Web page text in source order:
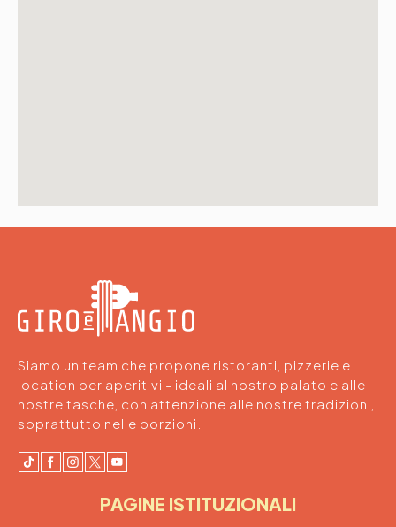
Siamo un team che propone ristoranti, pizzerie e
location per aperitivi - ideali al nostro palato e alle
nostre tasche, con attenzione alle nostre tradizioni,
soprattutto nelle porzioni.
PAGINE ISTITUZIONALI